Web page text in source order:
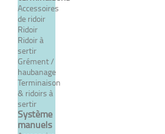
Accessoires
de ridoir
Ridoir
Ridoir à
sertir
Grément /
haubanage
Terminaison
& ridoirs à
sertir
Système
manuels